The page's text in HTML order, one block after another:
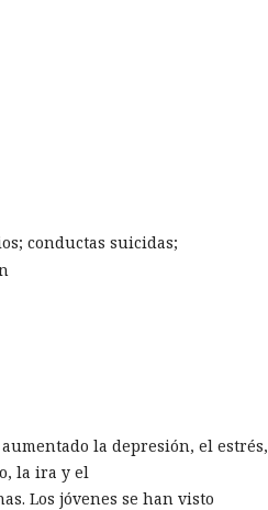
conductas suicidas;
la depresión, el estrés,
la ira y el
Los jóvenes se han visto